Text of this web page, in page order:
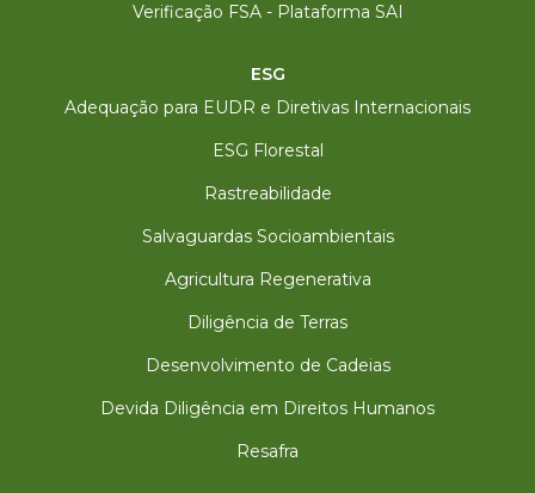
Verificação FSA - Plataforma SAI
ESG
Adequação para EUDR e Diretivas Internacionais
ESG Florestal
Rastreabilidade
Salvaguardas Socioambientais
Agricultura Regenerativa
Diligência de Terras
Desenvolvimento de Cadeias
Devida Diligência em Direitos Humanos
Resafra